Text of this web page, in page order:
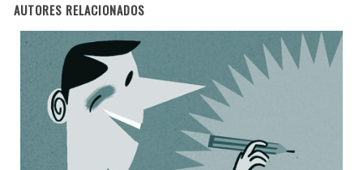
AUTORES RELACIONADOS